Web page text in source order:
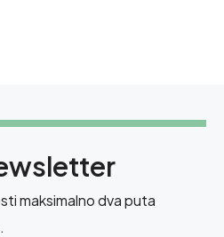
maksimalno dva puta